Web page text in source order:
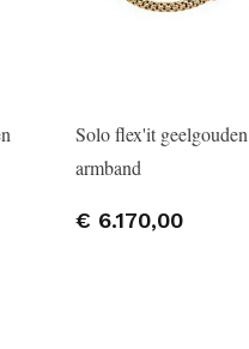
Solo flex'it geelgouden
armband
€ 6.170,00